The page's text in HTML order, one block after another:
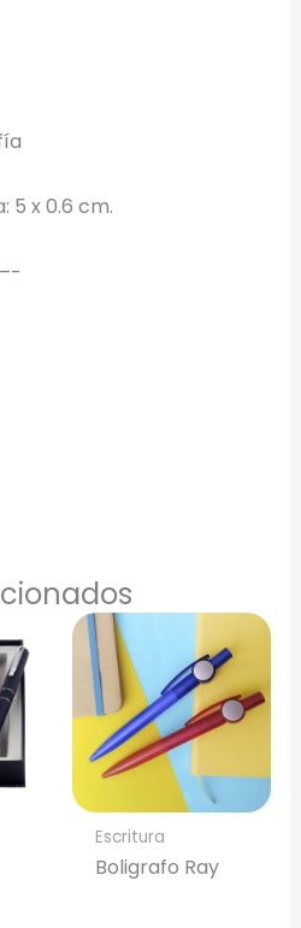
explorar tus archivos
5 x 0.6 cm.
Escritura
Boligrafo Ray